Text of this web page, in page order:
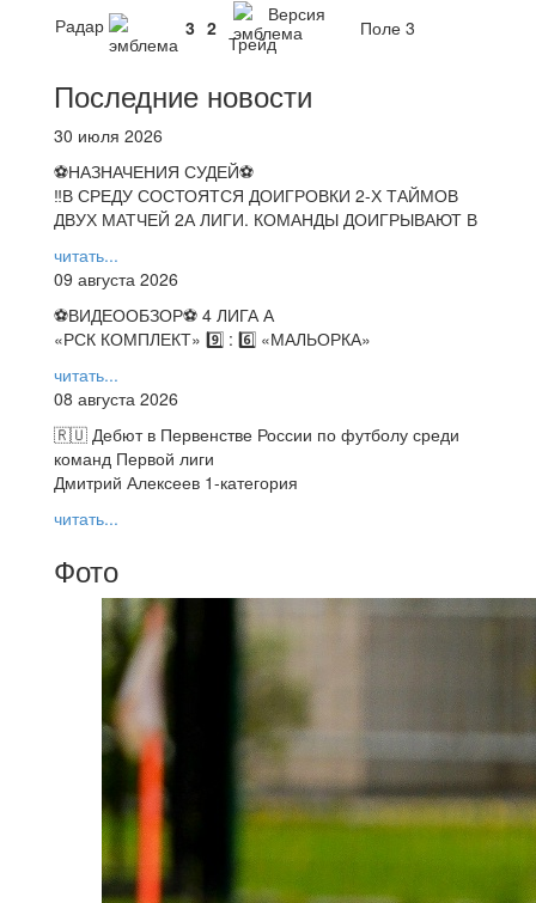
Радар
3 2
Версия
Трейд
Поле 3
Последние новости
30 июля 2026
⚽НАЗНАЧЕНИЯ СУДЕЙ⚽
‼В СРЕДУ СОСТОЯТСЯ ДОИГРОВКИ 2-Х ТАЙМОВ
ДВУХ МАТЧЕЙ 2А ЛИГИ. КОМАНДЫ ДОИГРЫВАЮТ В
читать...
09 августа 2026
⚽️ВИДЕООБЗОР⚽️ 4 ЛИГА А
«РСК КОМПЛЕКТ» 9️⃣ : 6️⃣ «МАЛЬОРКА»
читать...
08 августа 2026
🇷🇺 Дебют в Первенстве России по футболу среди
команд Первой лиги
Дмитрий Алексеев 1-категория
читать...
Фото